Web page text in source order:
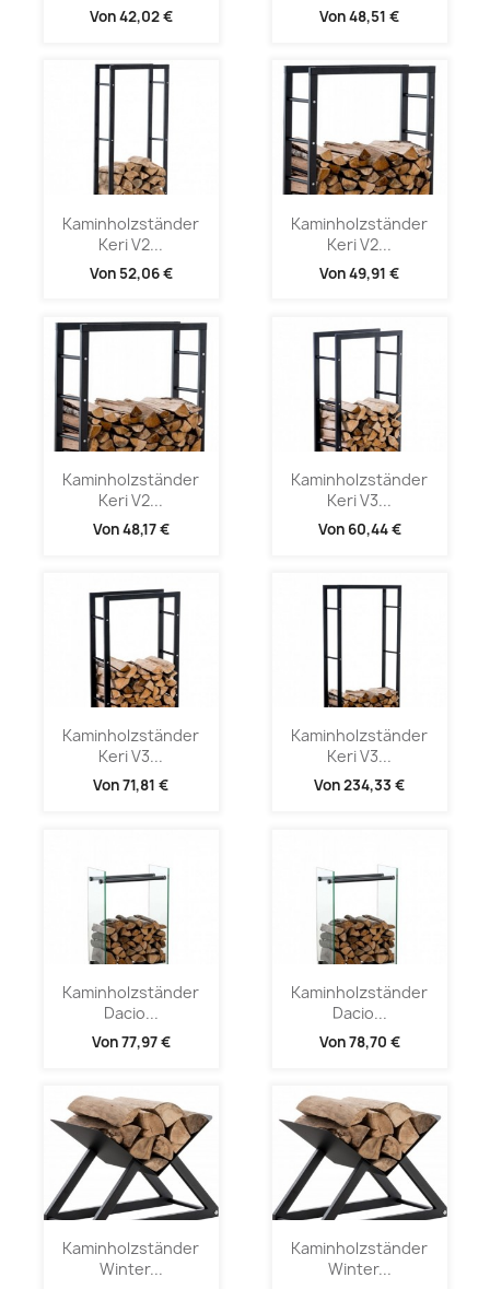
Von42,02 € Von48,51 €
Kaminholzständer
Keri V2...
Von 52,06 €
Kaminholzständer
Keri V2...
Von49,91 €
Kaminholzständer
Keri V2...
Von48,17 €
Kaminholzständer
Keri V3...
Von 60,44 €
Kaminholzständer
Keri V3...
Von71,81 €
Kaminholzständer
Keri V3...
Von234,33 €
Kaminholzständer
Dacio...
Von77,97 €
Kaminholzständer
Dacio...
Von78,70 €
Kaminholzständer
Winter...
Kaminholzständer
Winter...